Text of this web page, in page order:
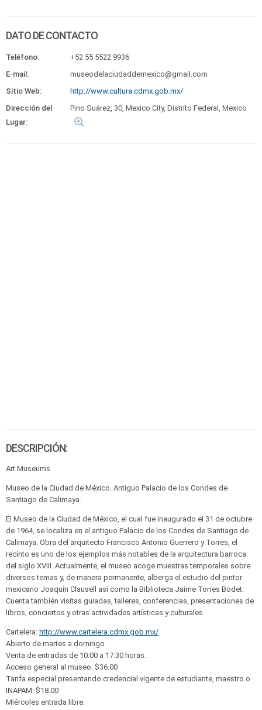
DATO DE CONTACTO
Teléfono:
+52 55 5522 9936
E-mail:
museodelaciudaddemexico@gmail.com
Sitio Web:
http://www.cultura.cdmx.gob.mx/
Dirección del
Lugar:
Pino Suárez, 30, Mexico City, Distrito Federal, Mexico
DESCRIPCIÓN:
Art Museums
Museo de la Ciudad de México. Antiguo Palacio de los Condes de
Santiago de Calimaya.
El Museo de la Ciudad de México, el cual fue inaugurado el 31 de octubre
de 1964, se localiza en el antiguo Palacio de los Condes de Santiago de
Calimaya. Obra del arquitecto Francisco Antonio Guerrero y Torres, el
recinto es uno de los ejemplos más notables de la arquitectura barroca
del siglo XVIII. Actualmente, el museo acoge muestras temporales sobre
diversos temas y, de manera permanente, alberga el estudio del pintor
mexicano Joaquín Clausell así como la Biblioteca Jaime Torres Bodet.
Cuenta también visitas guiadas, talleres, conferencias, presentaciones de
libros, conciertos y otras actividades artísticas y culturales.
Cartelera: http://www.cartelera.cdmx.gob.mx/
Abierto de martes a domingo.
Venta de entradas de 10:00 a 17:30 horas.
Acceso general al museo: $36.00
Tarifa especial presentando credencial vigente de estudiante, maestro o
INAPAM: $18.00
Miércoles entrada libre.